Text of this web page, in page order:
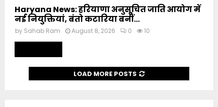
Haryana News: हरियाणा अनुसूचित जाति आयोग में
नई नियुक्तियां, बंतो कटारिया बनीं...
by Sahab Ram August 8, 2026 0 10
LOAD MORE POSTS